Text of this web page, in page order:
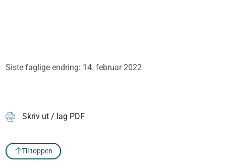
Siste faglige endring: 14. februar 2022
Skriv ut / lag PDF
Til toppen